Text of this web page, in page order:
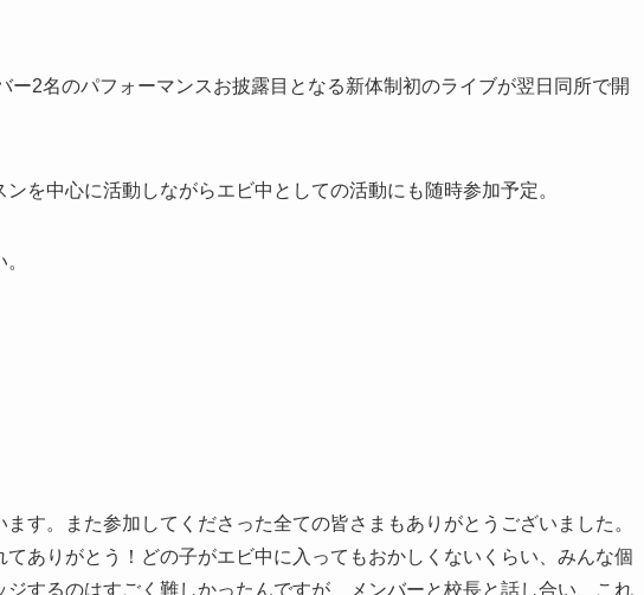
ー2名のパフォーマンスお披露目となる新体制初のライブが翌日同所で開
を中心に活動しながらエビ中としての活動にも随時参加予定。
す。また参加してくださった全ての皆さまもありがとうございました。
ありがとう！どの子がエビ中に入ってもおかしくないくらい、みんな個
するのはすごく難しかったんですが、メンバーと校長と話し合い、これ